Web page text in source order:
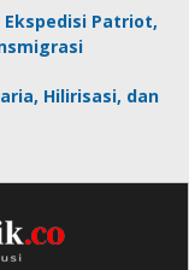
Patriot,
Hilirisasi, dan